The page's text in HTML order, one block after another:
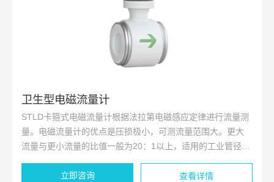
卫生型电磁流量计
STLD卡箍式电磁流量计根据法拉第电磁感应定律进行流量测
量。电磁流量计的优点是压损极小，可测流量范围大。更大
流量与更小流量的比值一般为20：1以上，适用的工业管径范
率≥5μs/cm的液体。
立即咨询 查看详情